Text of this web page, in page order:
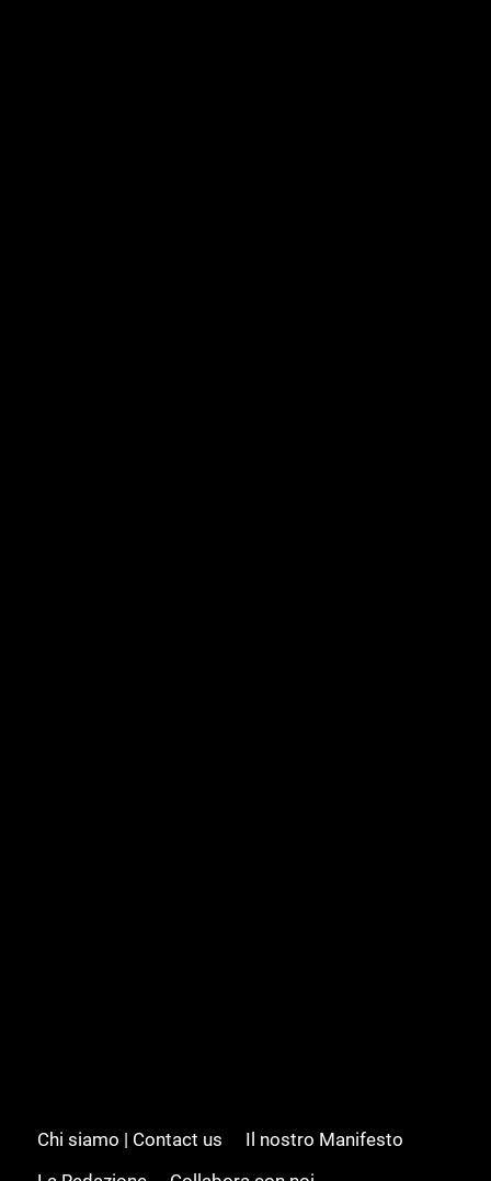
Chi siamo | Contact us
Il nostro Manifesto